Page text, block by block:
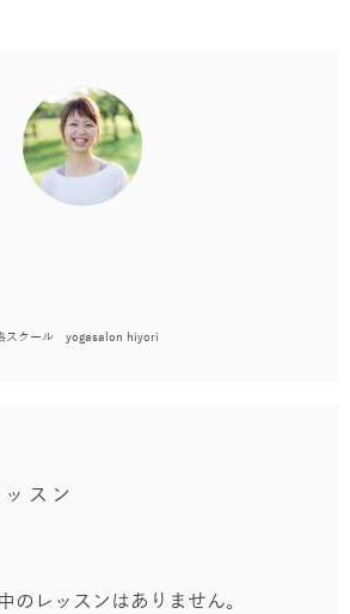
スクール yogasalon hiyori
スン
のレッスンはありません。